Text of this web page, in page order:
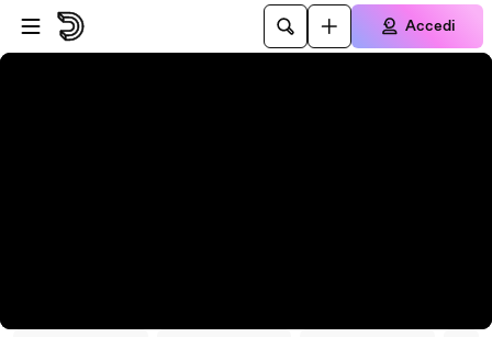
Vai al lettore
Passa al contenuto principale
Accedi